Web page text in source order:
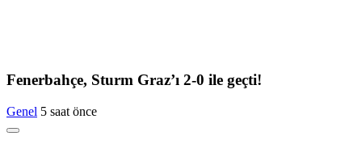
Fenerbahçe, Sturm Graz’ı 2-0 ile geçti!
Genel 5 saat önce